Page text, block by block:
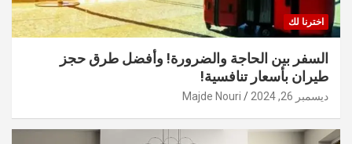
اخترنا لك
السفر بين الحاجة والضرورة! وأفضل طرق حجز
طيران بأسعار تنافسية!
ديسمبر 26, 2024 Majde Nouri